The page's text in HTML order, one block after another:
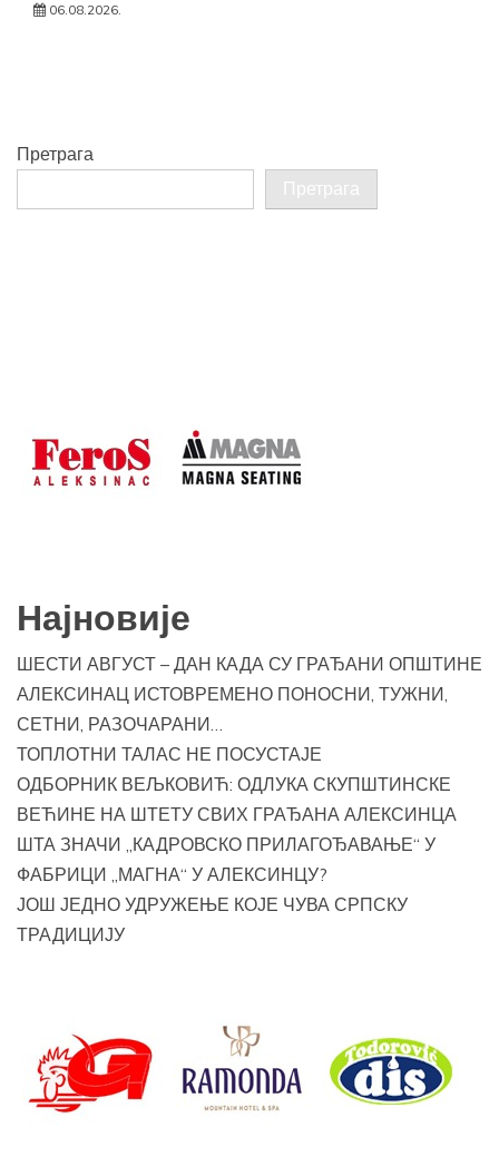
06.08.2026.
Претрага
Претрага
Најновије
ШЕСТИ АВГУСТ – ДАН КАДА СУ ГРАЂАНИ ОПШТИНЕ
АЛЕКСИНАЦ ИСТОВРЕМЕНО ПОНОСНИ, ТУЖНИ,
СЕТНИ, РАЗОЧАРАНИ…
ТОПЛОТНИ ТАЛАС НЕ ПОСУСТАЈЕ
ОДБОРНИК ВЕЉКОВИЋ: ОДЛУКА СКУПШТИНСКЕ
ВЕЋИНЕ НА ШТЕТУ СВИХ ГРАЂАНА АЛЕКСИНЦА
ШТА ЗНАЧИ „КАДРОВСКО ПРИЛАГОЂАВАЊЕ“ У
ФАБРИЦИ „МАГНА“ У АЛЕКСИНЦУ?
ЈОШ ЈЕДНО УДРУЖЕЊЕ КОЈЕ ЧУВА СРПСКУ
ТРАДИЦИЈУ